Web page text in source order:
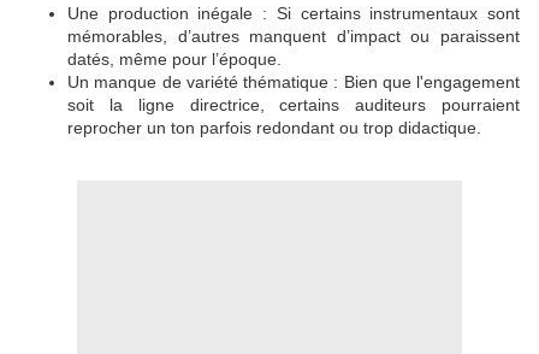
Une production inégale : Si certains instrumentaux sont
mémorables, d’autres manquent d’impact ou paraissent
datés, même pour l’époque.
Un manque de variété thématique : Bien que l'engagement
soit la ligne directrice, certains auditeurs pourraient
reprocher un ton parfois redondant ou trop didactique.